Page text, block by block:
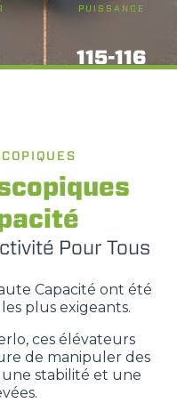
PUISSANCE
115-116
Pour Tous
Capacité ont été
plus exigeants.
ces élévateurs
de manipuler des
stabilité et une